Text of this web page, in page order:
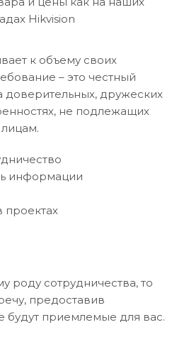
Hikvision
к объему своих
– это честный
доверительных, дружеских
не подлежащих
информации
проектах
роду сотрудничества, то
предоставив
будут приемлемые для вас.